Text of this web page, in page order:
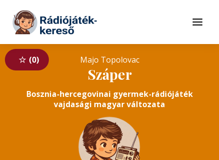
Tovább a tartalomhoz
Menü
0 Majo Topolovac
Száper
Bosznia-hercegovinai gyermek-rádiójáték
vajdasági magyar változata